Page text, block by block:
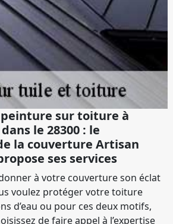
sur toiture à
le 28300 : le
la couverture Artisan
ses services
à votre couverture son éclat
voulez protéger votre toiture
d’eau ou pour ces deux motifs,
de faire appel à l’expertise